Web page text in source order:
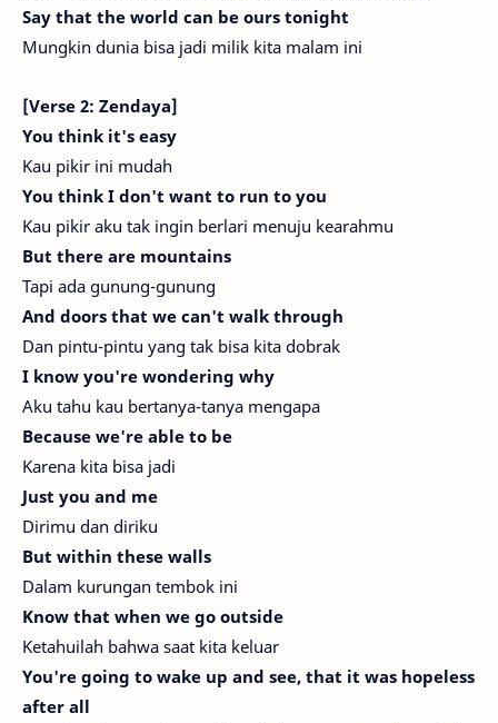
Say that the world can be ours tonight
Mungkin dunia bisa jadi milik kita malam ini
[Verse 2: Zendaya]
You think it's easy
Kau pikir ini mudah
You think I don't want to run to you
Kau pikir aku tak ingin berlari menuju kearahmu
But there are mountains
Tapi ada gunung-gunung
And doors that we can't walk through
Dan pintu-pintu yang tak bisa kita dobrak
I know you're wondering why
Aku tahu kau bertanya-tanya mengapa
Because we're able to be
Karena kita bisa jadi
Just you and me
Dirimu dan diriku
But within these walls
Dalam kurungan tembok ini
Know that when we go outside
Ketahuilah bahwa saat kita keluar
You're going to wake up and see, that it was hopeless
after all